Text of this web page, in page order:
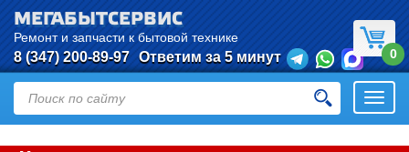
МЕГАБЫТСЕРВИС
Ремонт и запчасти к бытовой технике
8 (347) 200-89-97 Ответим за 5 минут 0